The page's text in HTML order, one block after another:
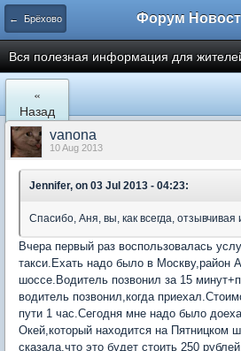
← Брёхово
Вся полезная информация для
«
Назад
vanona
10 Aug 2013
Jennifer, on 03 Jul 2013 - 04:23:
Спасибо, Аня, вы, как всегда, отзывчивая
Вчера первый раз воспользовалась
такси.Ехать надо было в Москву,район
шоссе.Водитель позвонил за 15
водитель позвонил,когда
пути 1 час.Сегодня мне надо было
Окей,который находится на Пятницком
сказала,что это будет стоить 250